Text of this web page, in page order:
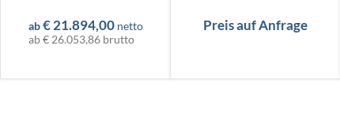
ab €21.894,00 netto
ab€ 26.053,86 brutto
Preis auf Anfrage